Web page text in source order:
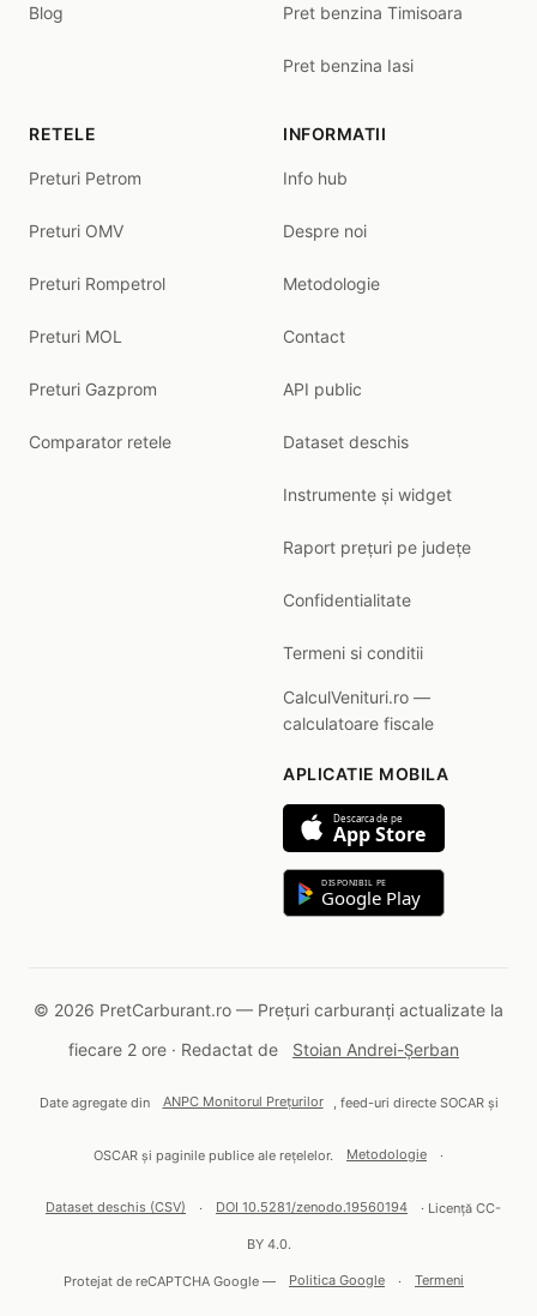
Blog Pret benzina Timisoara
Pret benzina Iasi
RETELE
Preturi Petrom
Preturi OMV
Preturi Rompetrol
Preturi MOL
Preturi Gazprom
Comparator retele
INFORMATII
Info hub
Despre noi
Metodologie
Contact
API public
Dataset deschis
Instrumente și widget
Raport prețuri pe județe
Confidentialitate
Termeni si conditii
CalculVenituri.ro —
calculatoare fiscale
APLICATIE MOBILA
Descarca de pe
App Store
DISPONIBIL PE
Google Play
© 2026 PretCarburant.ro — Prețuri carburanți actualizate la
fiecare 2 ore · Redactat de
Stoian Andrei-Șerban
Date agregate din ANPC Monitorul Prețurilor , feed-uri directe SOCAR și
OSCAR și paginile publice ale rețelelor. Metodologie ·
Dataset deschis (CSV) · DOI 10.5281/zenodo.19560194 · Licență CC-
BY 4.0.
Protejat de reCAPTCHA Google — Politica Google · Termeni